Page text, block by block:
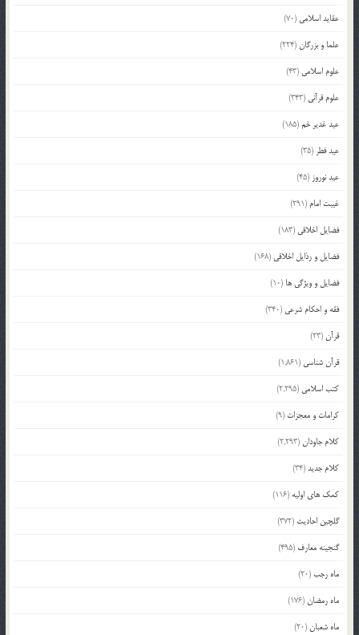
عقاید اسلامی (70)
علما و بزرگان(224)
علوم اسلامی (43)
علوم قرآنی (343)
عید غدیر خم(185)
عید فطر (35)
عید نوروز (45)
غیبت امام (291)
فضایل اخلاقی (183)
فضایل و رذایل اخلاقی (168)
فضایل و ویژگی ها (10)
فقه و احکام شرعی (340)
قرآن(23)
قرآن شناسی (1,861)
کتب اسلامی (2,295)
کرامات و معجزات (9)
کلام جاودان(2,293)
کلام جدید(34)
کمک های اولیه (116)
گلچین احادیث (372)
گنجینه معارف (495)
ماه رجب(20)
ماه رمضان(176)
ماه شعبان(20)